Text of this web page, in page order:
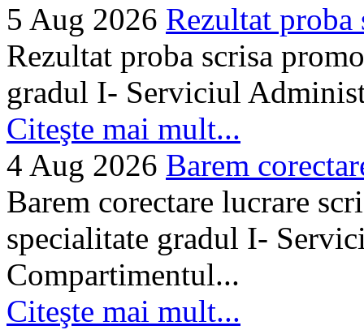
5 Aug 2026 Rezultat proba
Rezultat proba scrisa
gradul I- Serviciul
Citeşte mai mult...
4 Aug 2026 Barem
Barem corectare lucrare
specialitate gradul I-
Compartimentul...
Citeşte mai mult...